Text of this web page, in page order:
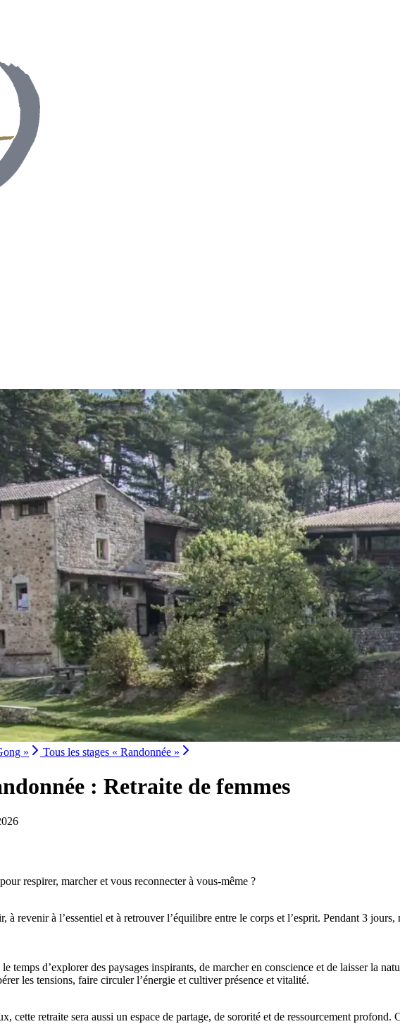
» Tous les stages « Randonnée »
: Retraite de femmes
respirer, marcher et vous reconnecter à vous-même ?
à revenir à l’essentiel et à retrouver l’équilibre entre le corps et l’esprit. Pendant 3
temps d’explorer des paysages inspirants, de marcher en conscience et de laisser la
les tensions, faire circuler l’énergie et cultiver présence et vitalité.
cette retraite sera aussi un espace de partage, de sororité et de ressourcement